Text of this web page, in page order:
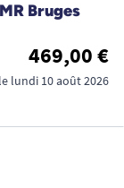
Bruges
469,00 €
lundi 10 août 2026